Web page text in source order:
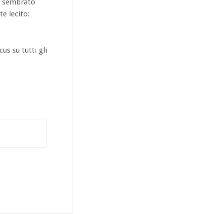
sembrato
lecito:
su tutti gli